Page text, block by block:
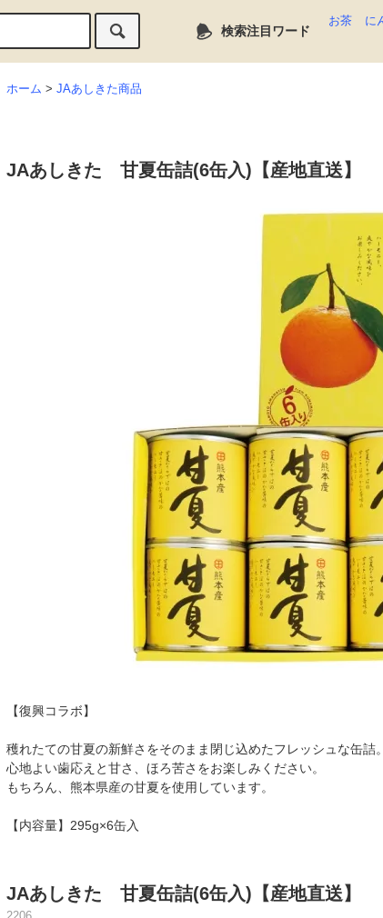
検索注目ワード
お茶 に
ホーム > JAあしきた商品
JAあしきた 甘夏缶詰(6缶入)【産地直送】
【復興コラボ】
穫れたての甘夏の新鮮さをそのまま閉じ込めたフレッシュな缶詰
心地よい歯応えと甘さ、ほろ苦さをお楽しみください。
もちろん、熊本県産の甘夏を使用しています。
【内容量】295g×6缶入
JAあしきた 甘夏缶詰(6缶入)【産地直送】